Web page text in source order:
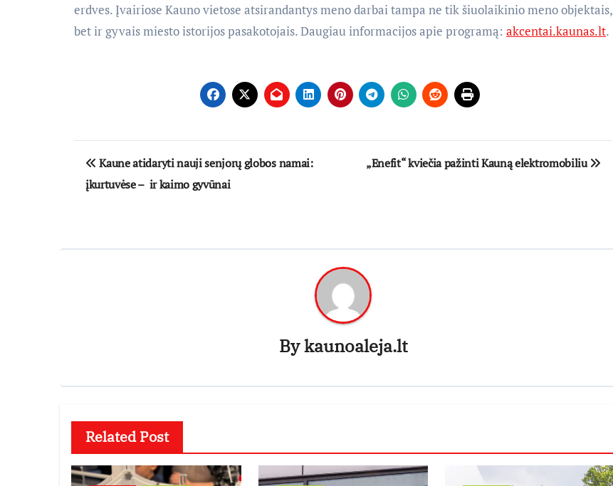
erdves. Įvairiose Kauno vietose atsirandantys meno darbai tampa ne tik šiuolaikinio meno objektais,
bet ir gyvais miesto istorijos pasakotojais. Daugiau informacijos apie programą: akcentai.kaunas.lt.
Navigacija
tarp
Kaune atidaryti nauji senjorų globos namai:
įkurtuvėse – ir kaimo gyvūnai
„Enefit“ kviečia pažinti Kauną elektromobiliu
Bykaunoaleja.lt
Related Post